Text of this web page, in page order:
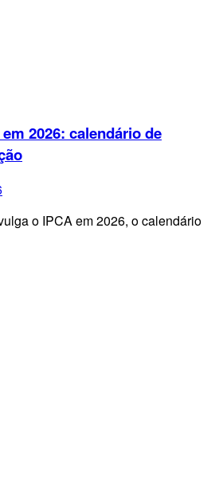
2026: calendário de
o IPCA em 2026, o calendário